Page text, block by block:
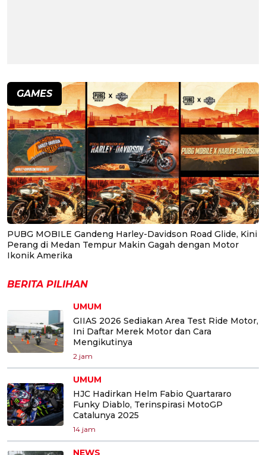
GAMES
PUBG MOBILE Gandeng Harley-Davidson Road Glide, Kini
Perang di Medan Tempur Makin Gagah dengan Motor
Ikonik Amerika
BERITA PILIHAN
UMUM
GIIAS 2026 Sediakan Area Test Ride Motor,
Ini Daftar Merek Motor dan Cara
Mengikutinya
2 jam
UMUM
HJC Hadirkan Helm Fabio Quartararo
Funky Diablo, Terinspirasi MotoGP
Catalunya 2025
14 jam
NEWS